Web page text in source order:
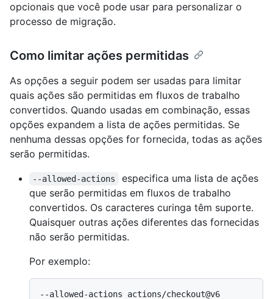
opcionais que você pode usar para personalizar o
processo de migração.
Como limitar ações permitidas
As opções a seguir podem ser usadas para limitar
quais ações são permitidas em fluxos de trabalho
convertidos. Quando usadas em combinação, essas
opções expandem a lista de ações permitidas. Se
nenhuma dessas opções for fornecida, todas as ações
serão permitidas.
--allowed-actions
especifica uma lista de ações
que serão permitidas em fluxos de trabalho
convertidos. Os caracteres curinga têm suporte.
Quaisquer outras ações diferentes das fornecidas
não serão permitidas.
Por exemplo:
--allowed-actions actions/checkout@v6